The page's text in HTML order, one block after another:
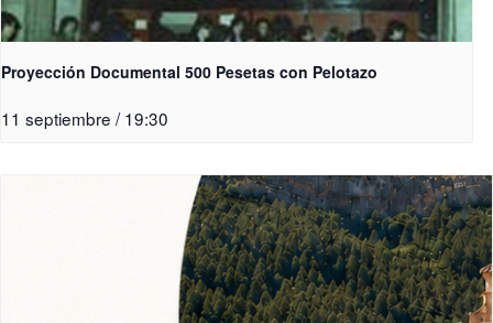
Proyección Documental 500 Pesetas con Pelotazo
11 septiembre / 19:30